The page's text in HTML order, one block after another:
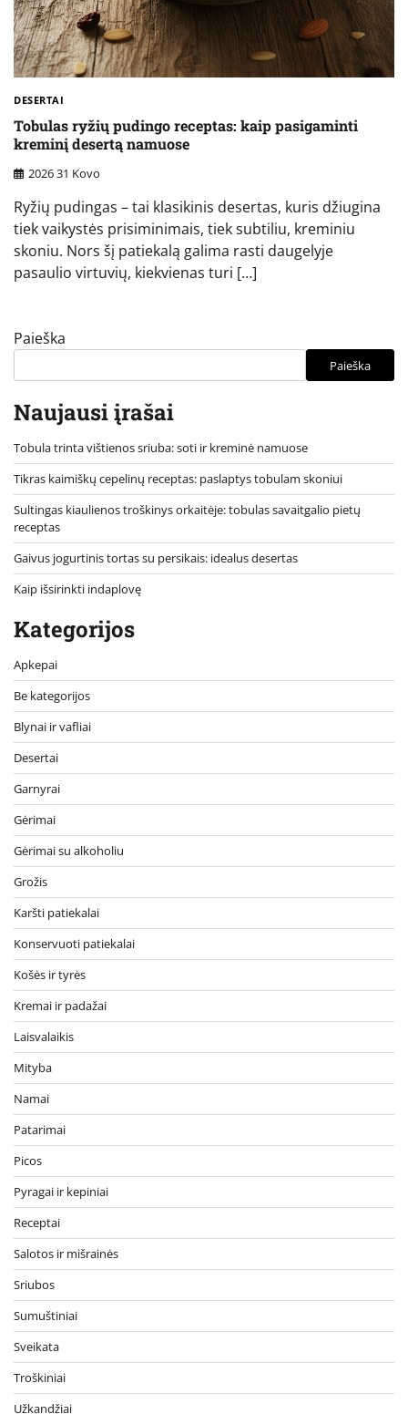
DESERTAI
Tobulas ryžių pudingo receptas: kaip pasigaminti
kreminį desertą namuose
2026 31 Kovo
Ryžių pudingas – tai klasikinis desertas, kuris džiugina
tiek vaikystės prisiminimais, tiek subtiliu, kreminiu
skoniu. Nors šį patiekalą galima rasti daugelyje
pasaulio virtuvių, kiekvienas turi […]
Paieška
Paieška
Naujausi įrašai
Tobula trinta vištienos sriuba: soti ir kreminė namuose
Tikras kaimiškų cepelinų receptas: paslaptys tobulam skoniui
Sultingas kiaulienos troškinys orkaitėje: tobulas savaitgalio pietų
receptas
Gaivus jogurtinis tortas su persikais: idealus desertas
Kaip išsirinkti indaplovę
Kategorijos
Apkepai
Be kategorijos
Blynai ir vafliai
Desertai
Garnyrai
Gėrimai
Gėrimai su alkoholiu
Grožis
Karšti patiekalai
Konservuoti patiekalai
Košės ir tyrės
Kremai ir padažai
Laisvalaikis
Mityba
Namai
Patarimai
Picos
Pyragai ir kepiniai
Receptai
Salotos ir mišrainės
Sriubos
Sumuštiniai
Sveikata
Troškiniai
Užkandžiai